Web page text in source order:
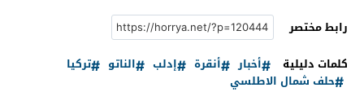
رابط مختصر
كلمات دليلية
أخبار أنقرة إدلب الناتو
تركيا
حلف شمال الاطلسي